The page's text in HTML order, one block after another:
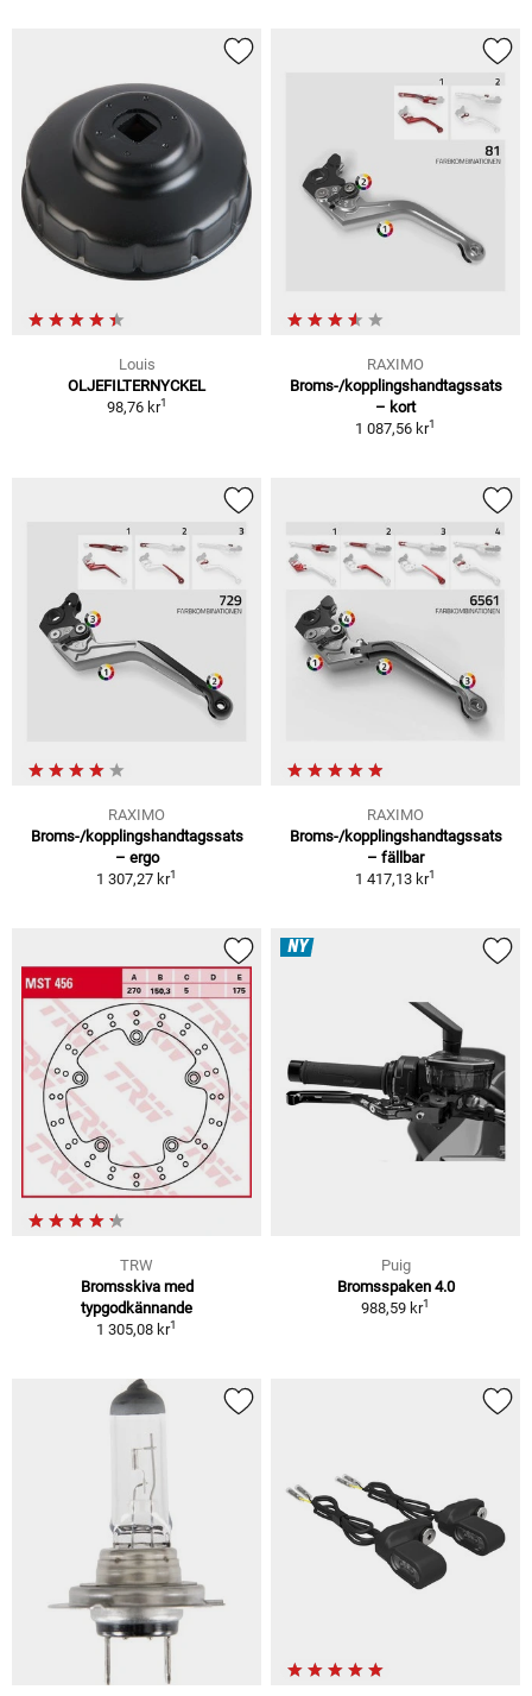
Louis
OLJEFILTERNYCKEL
98,76 kr1
RAXIMO
Broms-/kopplingshandtagssats
– kort
1 087,56 kr1
RAXIMO
Broms-/kopplingshandtagssats
– ergo
1 307,27 kr1
RAXIMO
Broms-/kopplingshandtagssats
– fällbar
1 417,13 kr1
TRW
Bromsskiva med
typgodkännande
1 305,08 kr1
NY
Puig
Bromsspaken 4.0
988,59 kr1